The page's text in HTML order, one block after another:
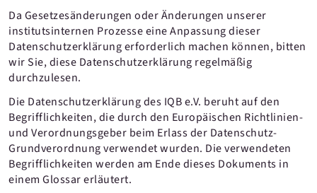
Da Gesetzesänderungen oder Änderungen unserer
institutsinternen Prozesse eine Anpassung dieser
Datenschutzerklärung erforderlich machen können, bitten
wir Sie, diese Datenschutzerklärung regelmäßig
durchzulesen.
Die Datenschutzerklärung des IQB e.V. beruht auf den
Begrifflichkeiten, die durch den Europäischen Richtlinien-
und Verordnungsgeber beim Erlass der Datenschutz-
Grundverordnung verwendet wurden. Die verwendeten
Begrifflichkeiten werden am Ende dieses Dokuments in
einem Glossar erläutert.